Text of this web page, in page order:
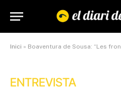
Inici » Boaventura de Sousa: “Les fronteres més
ENTREVISTA